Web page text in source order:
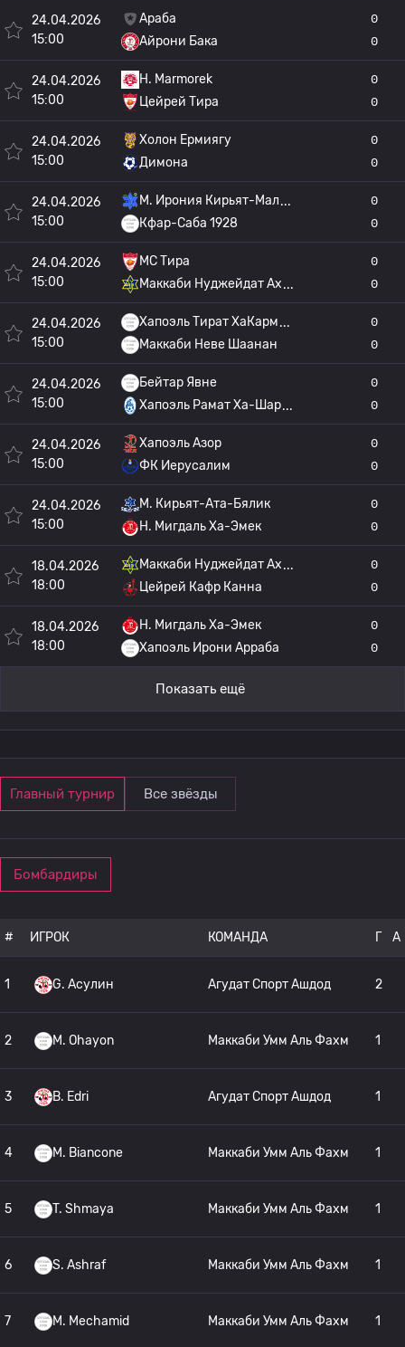
24.04.2026
15:00
Араба
Айрони Бака
0
0
24.04.2026
15:00
H. Marmorek
Цейрей Тира
0
0
24.04.2026
15:00
Холон Ермиягу
Димона
0
0
24.04.2026
15:00
М. Ирония Кирьят-Мал
Кфар-Саба 1928
0
0
24.04.2026
15:00
МС Тира
Маккаби Нуджейдат Ах
0
0
24.04.2026
15:00
Хапоэль Тират ХаКарм
Маккаби Неве Шаанан
0
0
24.04.2026
15:00
Бейтар Явне
Хапоэль Рамат Ха-Шар
0
0
24.04.2026
15:00
Хапоэль Азор
ФК Иерусалим
0
0
24.04.2026
15:00
M. Кирьят-Ата-Бялик
H. Мигдаль Ха-Эмек
0
0
18.04.2026
18:00
Маккаби Нуджейдат Ах
Цейрей Кафр Канна
0
0
18.04.2026
18:00
H. Мигдаль Ха-Эмек
Хапоэль Ирони Арраба
0
0
Показать ещё
Главный турнир Все звёзды
Бомбардиры
# ИГРОК КОМАНДА Г A
1 G. Асулин Агудат Спорт Ашдод 2
2 M. Ohayon Маккаби Умм Аль Фахм 1
3 B. Edri Агудат Спорт Ашдод 1
4 M. Biancone Маккаби Умм Аль Фахм 1
5 T. Shmaya Маккаби Умм Аль Фахм 1
6 S. Ashraf Маккаби Умм Аль Фахм 1
7 M. Mechamid Маккаби Умм Аль Фахм 1